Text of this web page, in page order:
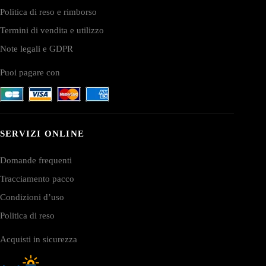
Politica di reso e rimborso
Termini di vendita e utilizzo
Note legali e GDPR
Puoi pagare con
SERVIZI ONLINE
Domande frequenti
Tracciamento pacco
Condizioni d’uso
Politica di reso
Acquisti in sicurezza